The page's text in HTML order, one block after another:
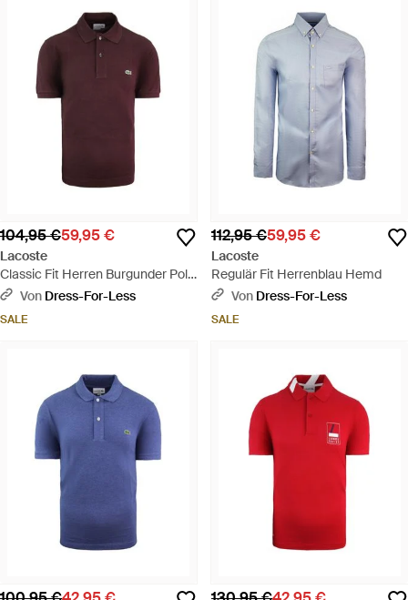
104,95 €59,95 €
Lacoste
Classic Fit Herren Burgunder Polo
-Hemd - Rot
Von Dress-For-Less
SALE
112,95 €59,95 €
Lacoste
Regulär Fit Herrenblau Hemd
Von Dress-For-Less
SALE